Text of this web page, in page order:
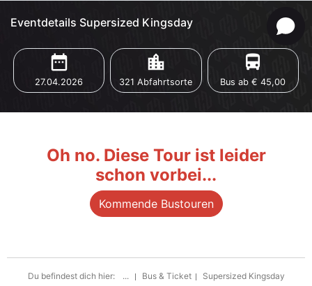
Eventdetails Supersized Kingsday
date_range
27.04.2026
location_city
321 Abfahrtsorte
directions_bus
Bus ab € 45,00
Oh no. Diese Tour ist leider
schon vorbei...
Kommende Bustouren
Du befindest dich hier: ... Bus & Ticket Supersized Kingsday